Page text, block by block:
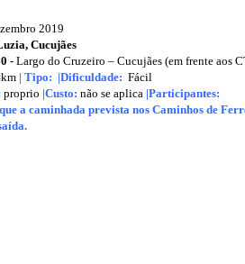
2019
Cucujães
- Largo do Cruzeiro – Cucujães (em frente aos
| Tipo: |Dificuldade: Fácil
proprio |Custo: não se aplica |Participantes:
a caminhada prevista nos Caminhos de